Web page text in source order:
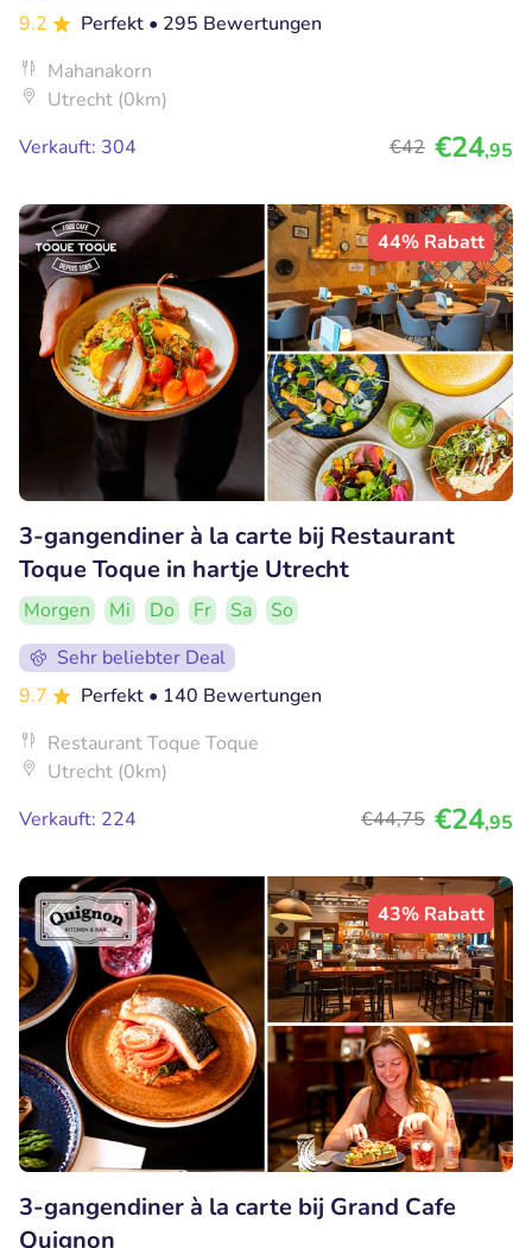
9.2
Perfekt • 295 Bewertungen
Mahanakorn
Utrecht (0km)
Verkauft: 304
€42 €24,95
44% Rabatt
3-gangendiner à la carte bij Restaurant
Toque Toque in hartje Utrecht
Morgen Mi Do Fr Sa
So
Sehr beliebter Deal
9.7
Perfekt • 140 Bewertungen
Restaurant Toque Toque
Utrecht (0km)
Verkauft: 224
€44,75 €24,95
43% Rabatt
3-gangendiner à la carte bij Grand Cafe
Quignon